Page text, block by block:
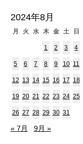
2024年8月
月 火 水 木 金 土 日
1 2 3 4
5 6 7 8 9 10 11
12 13 14 15 16 17 18
19 20 21 22 23 24 25
26 27 28 29 30 31
« 7月 9月 »